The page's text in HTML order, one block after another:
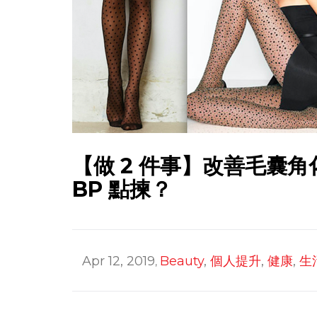
【做 2 件事】改善毛囊
BP 點揀？
Apr 12, 2019, Beauty, 個人提升, 健康, 生